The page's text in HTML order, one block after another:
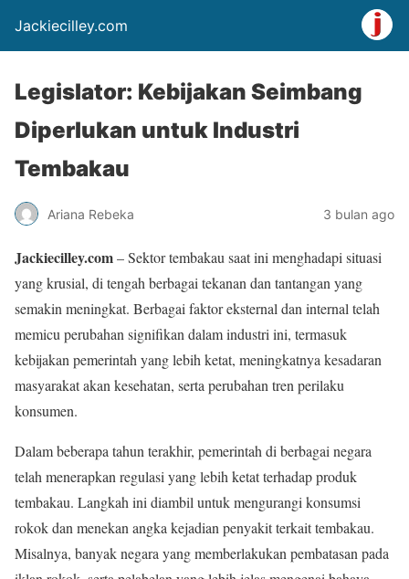
Jackiecilley.com
Legislator: Kebijakan Seimbang
Diperlukan untuk Industri
Tembakau
Ariana Rebeka 3 bulan ago
Jackiecilley.com– Sektor tembakau saat ini menghadapi situasi
yang krusial, di tengah berbagai tekanan dan tantangan yang
semakin meningkat. Berbagai faktor eksternal dan internal telah
memicu perubahan signifikan dalam industri ini, termasuk
kebijakan pemerintah yang lebih ketat, meningkatnya kesadaran
masyarakat akan kesehatan, serta perubahan tren perilaku
konsumen.
Dalam beberapa tahun terakhir, pemerintah di berbagai negara
telah menerapkan regulasi yang lebih ketat terhadap produk
tembakau. Langkah ini diambil untuk mengurangi konsumsi
rokok dan menekan angka kejadian penyakit terkait tembakau.
Misalnya, banyak negara yang memberlakukan pembatasan pada